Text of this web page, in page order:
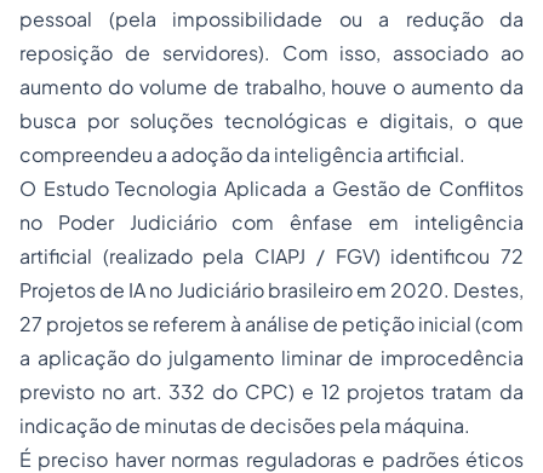
pessoal (pela impossibilidade ou a redução da
reposição de servidores). Com isso, associado ao
aumento do volume de trabalho, houve o aumento da
busca por soluções tecnológicas e digitais, o que
compreendeu a adoção da inteligência artificial.
O Estudo Tecnologia Aplicada a Gestão de Conflitos
no Poder Judiciário com ênfase em inteligência
artificial (realizado pela CIAPJ / FGV) identificou 72
Projetos de IA no Judiciário brasileiro em 2020. Destes,
27 projetos se referem à análise de petição inicial (com
a aplicação do julgamento liminar de improcedência
previsto no art. 332 do CPC) e 12 projetos tratam da
indicação de minutas de decisões pela máquina.
É preciso haver normas reguladoras e padrões éticos